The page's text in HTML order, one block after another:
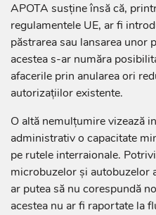
APOTA susține însă că,
regulamentele UE, ar fi
păstrarea sau lansarea unor
acestea s-ar număra
afacerile prin anularea ori
autorizațiilor existente.
O altă nemulțumire vizează
administrativ o capacitate
pe rutele interraionale.
microbuzelor și autobuzelor
ar putea să nu corespundă
acestea nu ar fi raportate la